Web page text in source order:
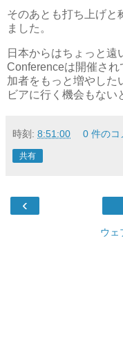
そのあとも打ち上げと
ました。
日本からはちょっと
Conferenceは開催さ
加者をもっと増やした
ビアに行く機会もない
時刻: 8:51:00 0 件のコ
共有
‹
ウェ